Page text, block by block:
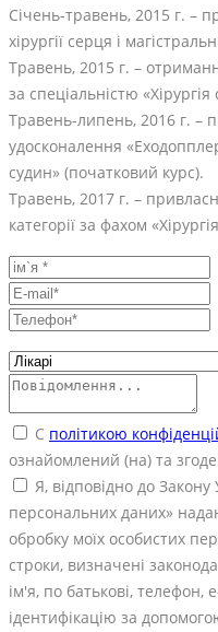
Січень-травень, 2015 г. –
хірургії серця і
Травень, 2015 г. –
за спеціальністю
Травень-липень, 2016 г. –
удосконалення
судин» (початковий курс).
Травень, 2017 г. –
категорії за фахом
С політикою
ознайомлений (на) та
Я, відповідно до
персональних даних»
обробку моїх особистих
строки, визначені
ім'я, по батькові,
ідентифікацію за